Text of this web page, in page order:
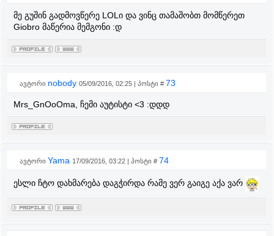
მე გუშინ გადმოვწერე LOLი და ვინც თამაშობთ მომწერეთ
Giobro მაწერია მემგონი :დ
ავტორი nobody 05/09/2016, 02:25 | პოსტი # 73
Mrs_GnOoOma, ჩემი აუტისტი <3 :დდდ
ავტორი Yama 17/09/2016, 03:22 | პოსტი # 74
ესლი ჩტო დახმარება დაგჭირდა რამე ვერ გაიგე აქა ვარ